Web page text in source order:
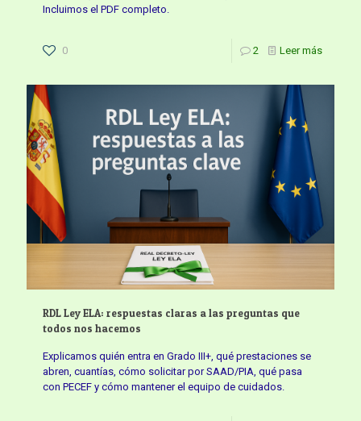
Incluimos el PDF completo.
0 2 Leer más
RDL Ley ELA: respuestas claras a las preguntas que
todos nos hacemos
Explicamos quién entra en Grado III+, qué prestaciones se
abren, cuantías, cómo solicitar por SAAD/PIA, qué pasa
con PECEF y cómo mantener el equipo de cuidados.